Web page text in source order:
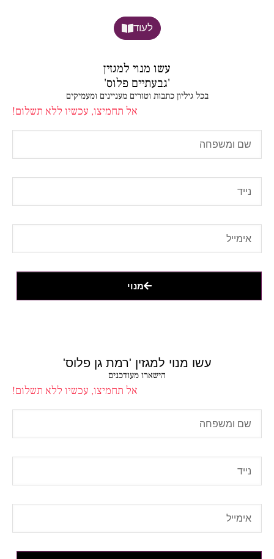
לעוד
עשו מנוי למגזין
'גבעתיים פלוס'
בכל גיליון כתבות וטורים מעניינים ומעמיקים
אל תחמיצו, עכשיו ללא תשלום!
מנוי
עשו מנוי למגזין 'רמת גן פלוס'
הישארו מעודכנים
אל תחמיצו, עכשיו ללא תשלום!